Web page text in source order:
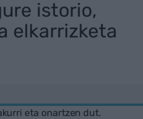
istorio,
elkarrizketa
eta onartzen dut.